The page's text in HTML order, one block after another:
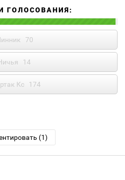
ГОЛОСОВАНИЯ:
70
14
Кс 174
(1)